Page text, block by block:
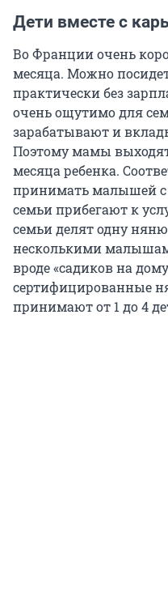
Дети вместе с
Во Франции очень
месяца. Можно
практически без
очень ощутимо для
зарабатывают и
Поэтому мамы
месяца ребенка.
принимать малышей с
семьи прибегают к
семьи делят одну
несколькими
вроде «садиков на
сертифицированные
принимают от 1 до 4